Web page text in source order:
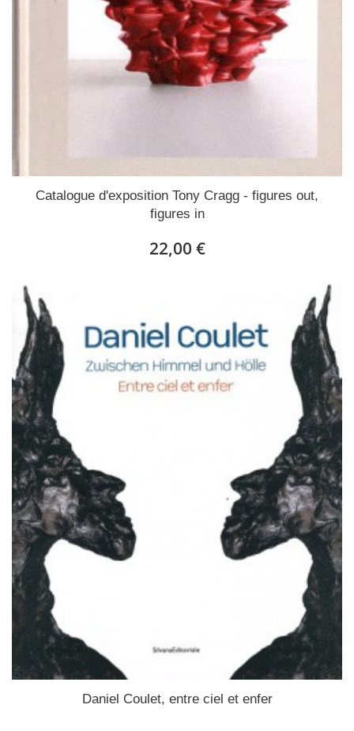
Catalogue d'exposition Tony Cragg - figures out,
figures in
22,00 €
Daniel Coulet, entre ciel et enfer